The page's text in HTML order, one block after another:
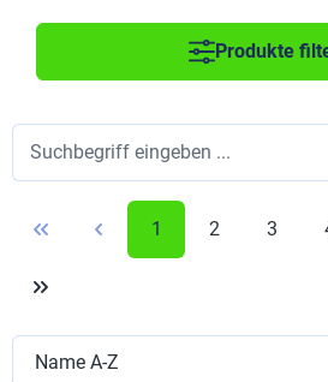
Produkte
1 2 3